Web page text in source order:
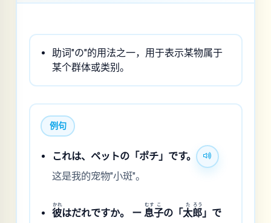
助词"の"的用法之一，用于表示某物属于
某个群体或类别。
例句
これは、ペットの「ポチ」です。
这是我的宠物"小斑"。
彼
かれ
はだれですか。 ー 息
むす
子
こ
の「太
た
郎
ろう
」で